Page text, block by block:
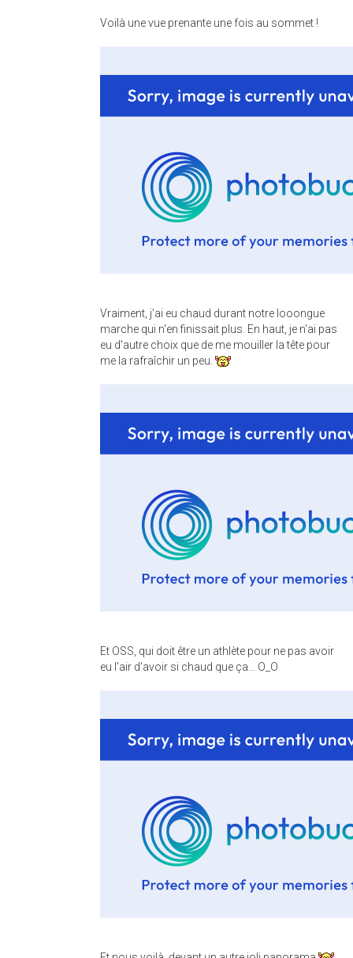
Voilà une vue prenante une fois au sommet !
Vraiment, j'ai eu chaud durant notre looongue
marche qui n'en finissait plus. En haut, je n'ai pas
eu d'autre choix que de me mouiller la tête pour
me la rafraîchir un peu.
Et OSS, qui doit être un athlète pour ne pas avoir
eu l'air d'avoir si chaud que ça... O_O